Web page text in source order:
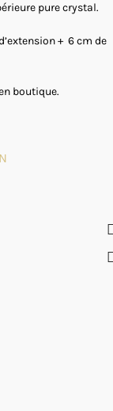
pure crystal.
+ 6 cm de
boutique.